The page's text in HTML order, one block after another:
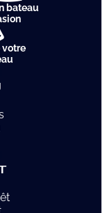
bateau
votre